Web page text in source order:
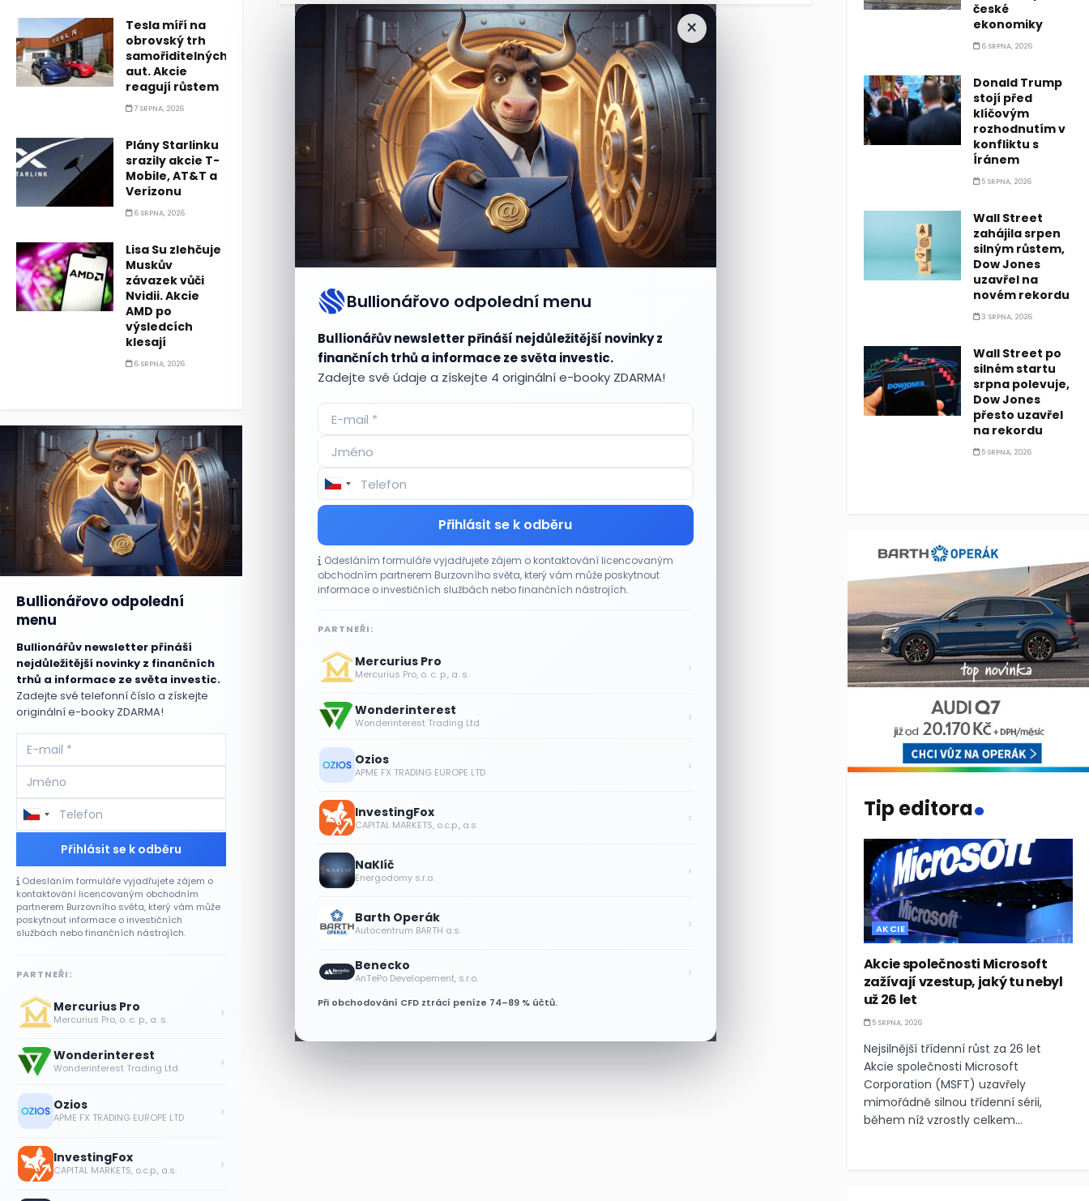
×
Bullionářovo odpolední menu
Bullionářův newsletter přináší nejdůležitější novinky z
finančních trhů a informace ze světa investic.
Zadejte své údaje a získejte 4 originální e-booky ZDARMA!
Přihlásit se k odběru
Odesláním formuláře vyjadřujete zájem o kontaktování licencovaným
obchodním partnerem Burzovního světa, který vám může poskytnout
informace o investičních službách nebo finančních nástrojích.
PARTNEŘI:
Mercurius Pro
Mercurius Pro, o. c. p., a. s. ›
Wonderinterest
Wonderinterest Trading Ltd ›
Ozios
APME FX TRADING EUROPE LTD ›
InvestingFox
CAPITAL MARKETS, o.c.p., a.s. ›
NaKlíč
Energodomy s.r.o. ›
Barth Operák
Autocentrum BARTH a.s. ›
Benecko
AnTePo Developement, s.r.o. ›
Při obchodování CFD ztrácí peníze 74–89 % účtů.
Tesla míří na
obrovský trh
samořiditelných
aut. Akcie
reagují růstem
7 SRPNA, 2026
Plány Starlinku
srazily akcie T-
Mobile, AT&T a
Verizonu
6 SRPNA, 2026
Lisa Su zlehčuje
Muskův
závazek vůči
Nvidii. Akcie
AMD po
výsledcích
klesají
6 SRPNA, 2026
Bullionářovo odpolední
menu
Bullionářův newsletter přináší
nejdůležitější novinky z finančních
trhů a informace ze světa investic.
Zadejte své telefonní číslo a získejte
originální e-booky ZDARMA!
Přihlásit se k odběru
Odesláním formuláře vyjadřujete zájem o
kontaktování licencovaným obchodním
partnerem Burzovního světa, který vám může
poskytnout informace o investičních
službách nebo finančních nástrojích.
PARTNEŘI:
Mercurius Pro
Mercurius Pro, o. c. p., a. s. ›
Wonderinterest
Wonderinterest Trading Ltd ›
Ozios
APME FX TRADING EUROPE LTD ›
InvestingFox
CAPITAL MARKETS, o.c.p., a.s. ›
české
ekonomiky
6 SRPNA, 2026
Donald Trump
stojí před
klíčovým
rozhodnutím v
konfliktu s
Íránem
5 SRPNA, 2026
Wall Street
zahájila srpen
silným růstem,
Dow Jones
uzavřel na
novém rekordu
3 SRPNA, 2026
Wall Street po
silném startu
srpna polevuje,
Dow Jones
přesto uzavřel
na rekordu
5 SRPNA, 2026
Tip editora.
AKCIE
Akcie společnosti Microsoft
zažívají vzestup, jaký tu nebyl
už 26 let
5 SRPNA, 2026
Nejsilnější třídenní růst za 26 let
Akcie společnosti Microsoft
Corporation (MSFT) uzavřely
mimořádně silnou třídenní sérii,
během níž vzrostly celkem...